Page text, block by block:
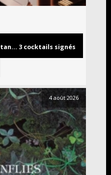
3 cocktails signés
4 août 2026